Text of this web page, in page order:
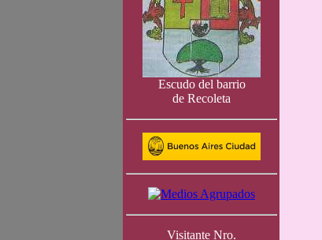
Escudo del barrio
de Recoleta
Visitante Nro.